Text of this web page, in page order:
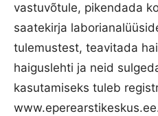
vastuvõtule, pikendada
saatekirja
tulemustest, teavitada
haiguslehti ja neid
kasutamiseks tuleb